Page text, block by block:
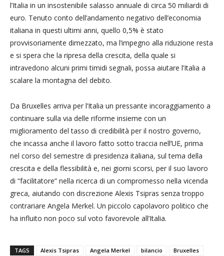
l’Italia in un insostenibile salasso annuale di circa 50 miliardi di
euro. Tenuto conto dell’andamento negativo dell’economia
italiana in questi ultimi anni, quello 0,5% è stato
provvisoriamente dimezzato, ma l’impegno alla riduzione resta
e si spera che la ripresa della crescita, della quale si
intravedono alcuni primi timidi segnali, possa aiutare l’Italia a
scalare la montagna del debito.
Da Bruxelles arriva per l’Italia un pressante incoraggiamento a
continuare sulla via delle riforme insieme con un
miglioramento del tasso di credibilità per il nostro governo,
che incassa anche il lavoro fatto sotto traccia nell’UE, prima
nel corso del semestre di presidenza italiana, sul tema della
crescita e della flessibilità e, nei giorni scorsi, per il suo lavoro
di “facilitatore” nella ricerca di un compromesso nella vicenda
greca, aiutando con discrezione Alexis Tsipras senza troppo
contrariare Angela Merkel. Un piccolo capolavoro politico che
ha influito non poco sul voto favorevole all’Italia.
TAGS Alexis Tsipras Angela Merkel bilancio
Bruxelles